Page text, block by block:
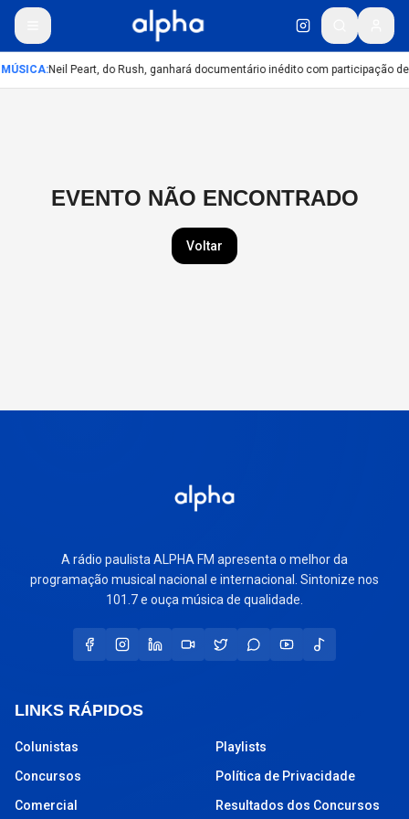
MÚSICA:Neil Peart, do Rush, ganhará documentário inédito com participação
EVENTO NÃO ENCONTRADO
Voltar
A rádio paulista ALPHA FM apresenta o melhor da
programação musical nacional e internacional. Sintonize nos
101.7 e ouça música de qualidade.
LINKS RÁPIDOS
Colunistas
Concursos
Comercial
Playlists
Política de Privacidade
Resultados dos Concursos